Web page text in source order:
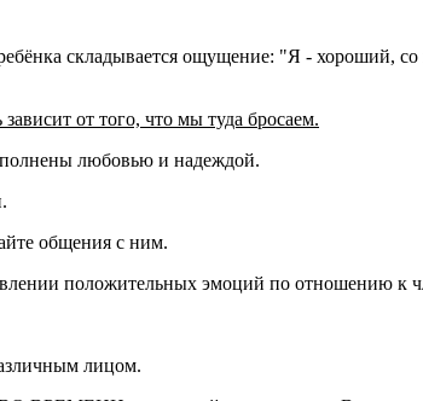
складывается ощущение: "Я - хороший,
от того, что мы туда бросаем.
любовью и надеждой.
общения с ним.
положительных эмоций по отношению к
лицом.